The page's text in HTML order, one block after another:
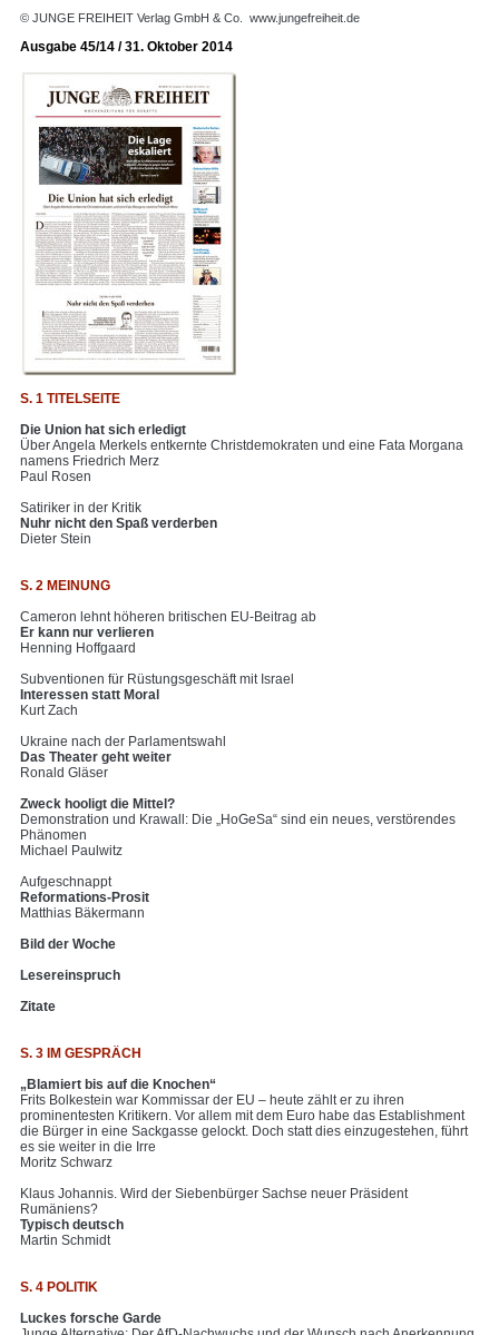
© JUNGE FREIHEIT Verlag GmbH & Co. www.jungefreiheit.de
Ausgabe 45/14 / 31. Oktober 2014
S. 1 TITELSEITE
Die Union hat sich erledigt
Über Angela Merkels entkernte Christdemokraten und eine Fata Morgana
namens Friedrich Merz
Paul Rosen
Satiriker in der Kritik
Nuhr nicht den Spaß verderben
Dieter Stein
S. 2 MEINUNG
Cameron lehnt höheren britischen EU-Beitrag ab
Er kann nur verlieren
Henning Hoffgaard
Subventionen für Rüstungsgeschäft mit Israel
Interessen statt Moral
Kurt Zach
Ukraine nach der Parlamentswahl
Das Theater geht weiter
Ronald Gläser
Zweck hooligt die Mittel?
Demonstration und Krawall: Die „HoGeSa“ sind ein neues, verstörendes
Phänomen
Michael Paulwitz
Aufgeschnappt
Reformations-Prosit
Matthias Bäkermann
Bild der Woche
Lesereinspruch
Zitate
S. 3 IM GESPRÄCH
„Blamiert bis auf die Knochen“
Frits Bolkestein war Kommissar der EU – heute zählt er zu ihren
prominentesten Kritikern. Vor allem mit dem Euro habe das Establishment
die Bürger in eine Sackgasse gelockt. Doch statt dies einzugestehen, führt
es sie weiter in die Irre
Moritz Schwarz
Klaus Johannis. Wird der Siebenbürger Sachse neuer Präsident
Rumäniens?
Typisch deutsch
Martin Schmidt
S. 4 POLITIK
Luckes forsche Garde